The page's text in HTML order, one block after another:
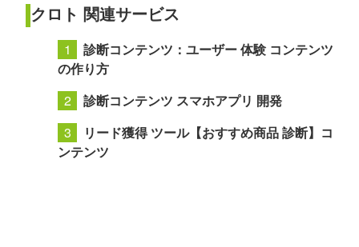
クロト 関連サービス
診断コンテンツ：ユーザー 体験 コンテンツ
の作り方
診断コンテンツ スマホアプリ 開発
リード獲得 ツール【おすすめ商品 診断】コ
ンテンツ